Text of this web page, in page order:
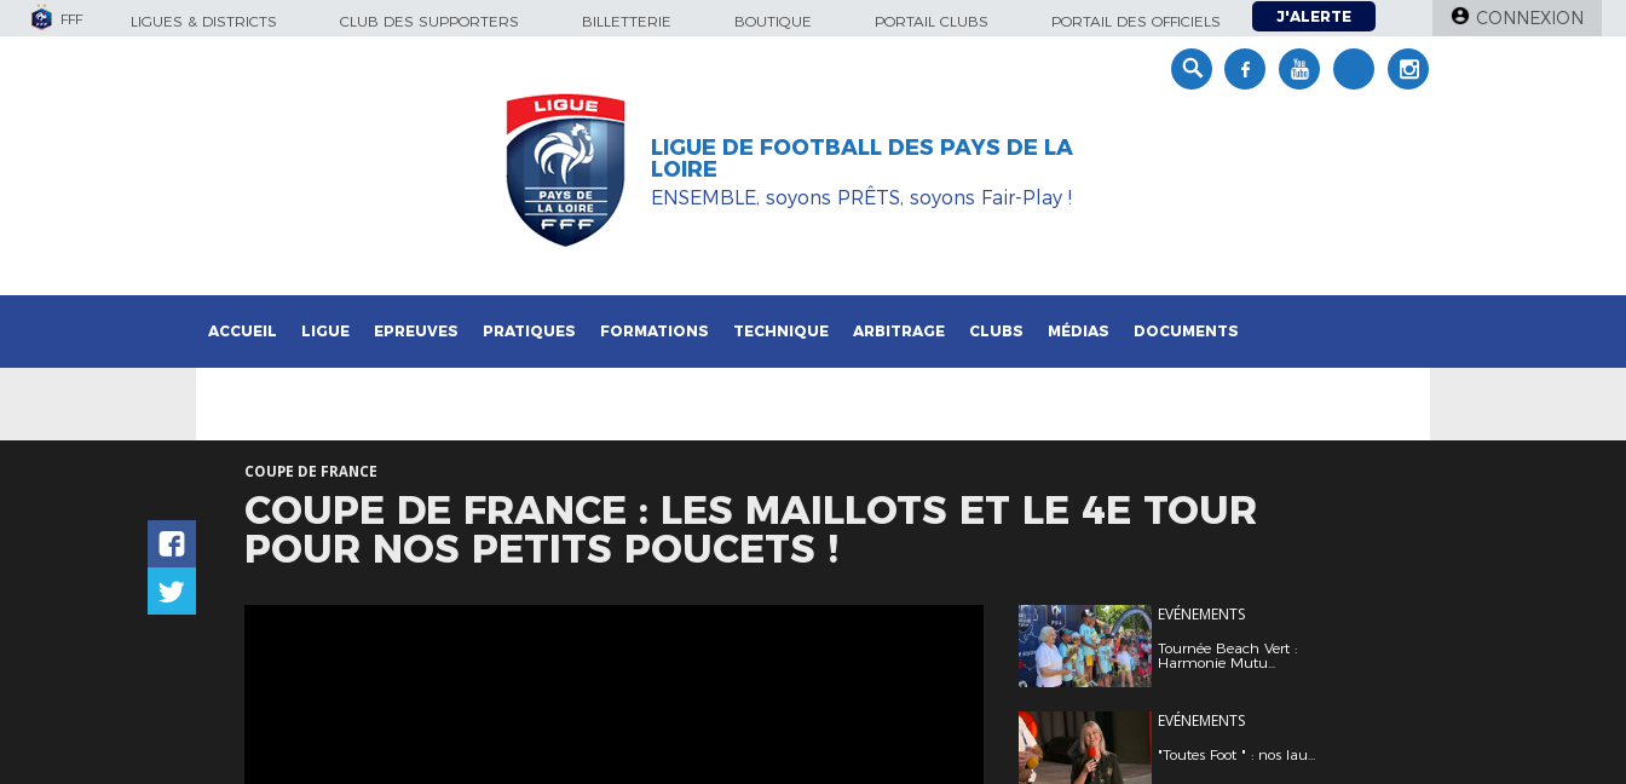
FFF LIGUES & DISTRICTS CLUB DES SUPPORTERS BILLETTERIE BOUTIQUE PORTAIL CLUBS PORTAIL DES OFFICIELS J'ALERTE CONNEXION
LIGUE DE FOOTBALL DES PAYS DE LA
LOIRE
ENSEMBLE, soyons PRÊTS, soyons Fair-Play !
ACCUEIL LIGUE EPREUVES PRATIQUES FORMATIONS TECHNIQUE ARBITRAGE CLUBS MÉDIAS DOCUMENTS
COUPE DE FRANCE
COUPE DE FRANCE : LES MAILLOTS ET LE 4E TOUR
POUR NOS PETITS POUCETS !
EVÉNEMENTS
Tournée Beach Vert :
Harmonie Mutu...
EVÉNEMENTS
"Toutes Foot " : nos lau...